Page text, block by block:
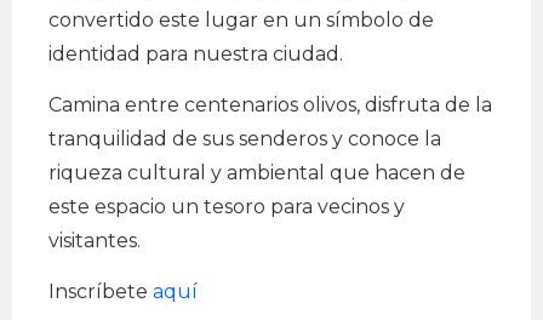
convertido este lugar en un símbolo de
identidad para nuestra ciudad.
Camina entre centenarios olivos, disfruta de la
tranquilidad de sus senderos y conoce la
riqueza cultural y ambiental que hacen de
este espacio un tesoro para vecinos y
visitantes.
Inscríbete aquí